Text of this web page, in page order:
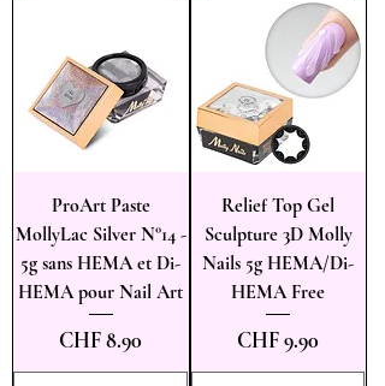
ProArt Paste
MollyLac Silver N°14 -
5g sans HEMA et Di-
HEMA pour Nail Art
Preis
CHF 8.90
Relief Top Gel
Sculpture 3D Molly
Nails 5g HEMA/Di-
HEMA Free
Preis
CHF 9.90